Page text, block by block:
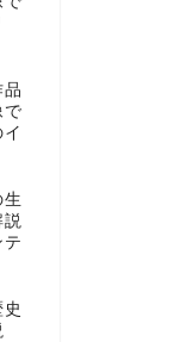
で
説
テ